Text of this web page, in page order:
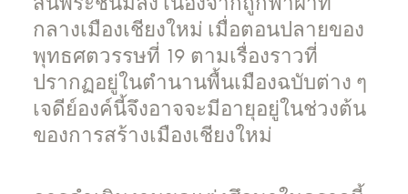
กลางเมืองเชียงใหม่ เมื่อตอนปลายของ
พุทธศตวรรษที่ 19 ตามเรื่องราวที่
ปรากฏอยู่ในตำนานพื้นเมืองฉบับต่าง ๆ
เจดีย์องค์นี้จึงอาจจะมีอายุอยู่ในช่วงต้น
ของการสร้างเมืองเชียงใหม่